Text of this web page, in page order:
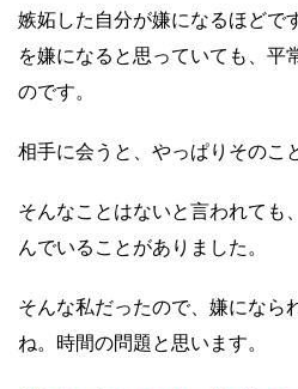
嫉妬した自分が嫌になるほどで
を嫌になると思っていても、平
のです。
相手に会うと、やっぱりそのこ
そんなことはないと言われても
んでいることがありました。
そんな私だったので、嫌になら
ね。時間の問題と思います。